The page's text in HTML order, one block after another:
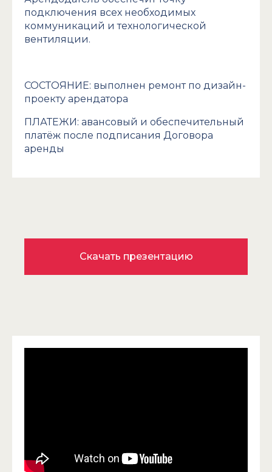
подключения всех необходимых
коммуникаций и технологической
вентиляции.
СОСТОЯНИЕ: выполнен ремонт по дизайн-
проекту арендатора
ПЛАТЕЖИ: авансовый и обеспечительный
платёж после подписания Договора
аренды
Скачать презентацию